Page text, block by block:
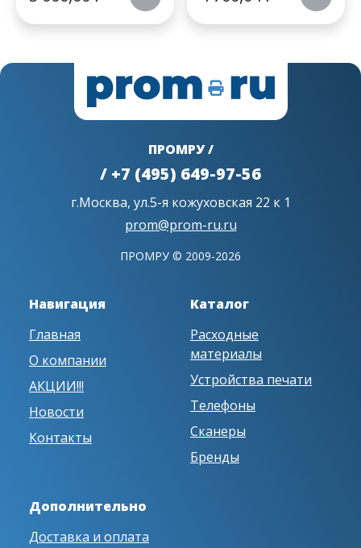
ПРОМРУ /
/ +7 (495) 649-97-56
г.Москва, ул.5-я кожуховская 22 к 1
prom@prom-ru.ru
ПРОМРУ © 2009-2026
Навигация
Главная
О компании
АКЦИИ!!!
Новости
Контакты
Каталог
Расходные
материалы
Устройства печати
Телефоны
Сканеры
Бренды
Дополнительно
Доставка и оплата